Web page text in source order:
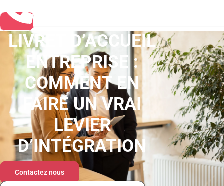
LIVRET D’ACCUEIL
ENTREPRISE :
COMMENT EN
FAIRE UN VRAI
LEVIER
D’INTÉGRATION
Contactez nous